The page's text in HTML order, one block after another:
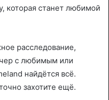
которая станет любимой
расследование,
с любимым или
найдётся всё.
захотите ещё.